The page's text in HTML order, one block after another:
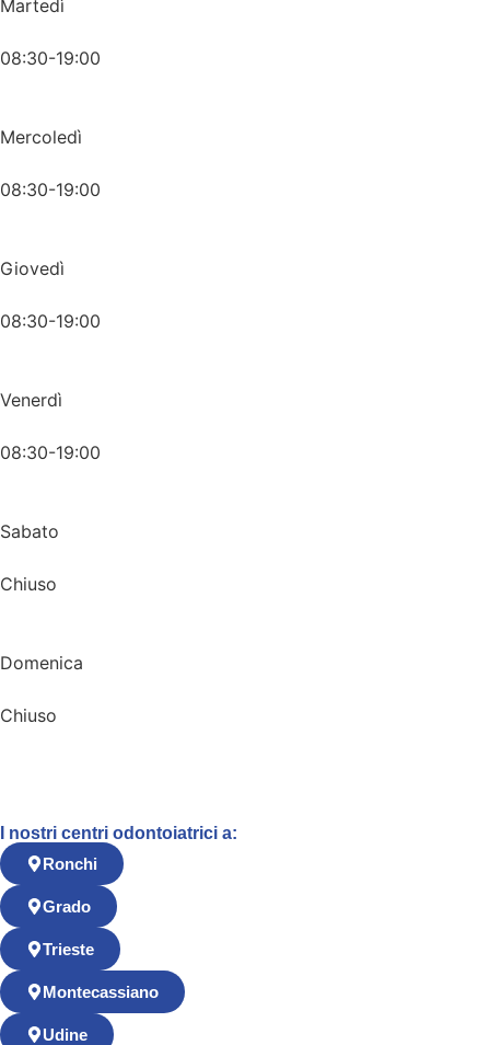
Martedì
08:30-19:00
Mercoledì
08:30-19:00
Giovedì
08:30-19:00
Venerdì
08:30-19:00
Sabato
Chiuso
Domenica
Chiuso
I nostri centri odontoiatrici a:
Ronchi
Grado
Trieste
Montecassiano
Udine